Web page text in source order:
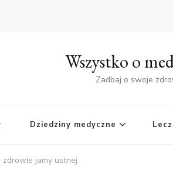
Wszystko o
Zadbaj o swoje
Dziedziny medyczne
zdrowie jamy ustnej